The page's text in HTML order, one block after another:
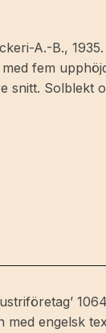
A.-B.,
fem
snitt. Solblekt
engelsk